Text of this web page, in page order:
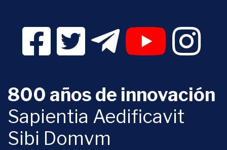
Facebook Digital UVa (se abrirá en una nueva
Twitter Digital UVa (se abrirá en una
Telegram Digital UVa (se
YouTube Digital
800 años de innovación
Sapientia Aedificavit
Sibi Domvm